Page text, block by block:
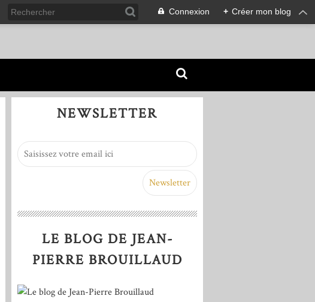
Connexion + Créer mon blog
NEWSLETTER
LE BLOG DE JEAN-
PIERRE BROUILLAUD